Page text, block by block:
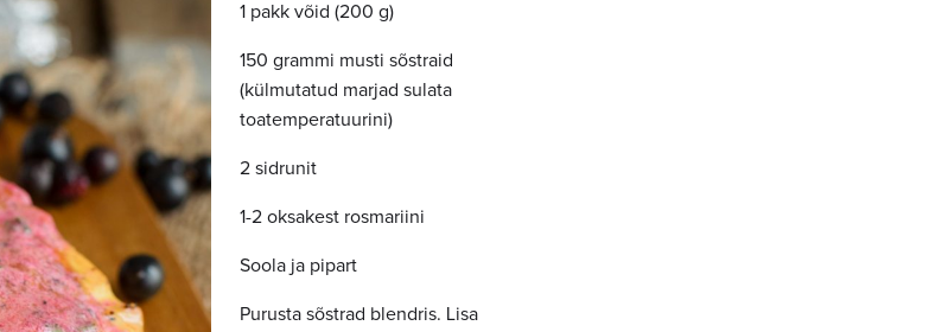
1 pakk võid (200 g)
150 grammi musti sõstraid
(külmutatud marjad sulata
toatemperatuurini)
2 sidrunit
1-2 oksakest rosmariini
Soola ja pipart
Purusta sõstrad blendris. Lisa